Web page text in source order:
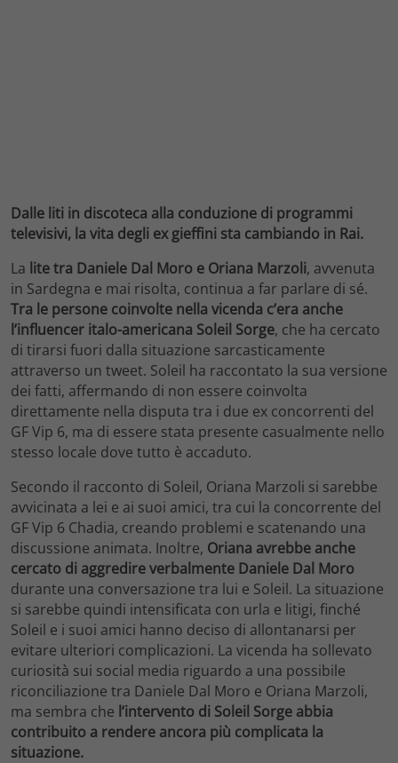
Dalle liti in discoteca alla conduzione di programmi
televisivi, la vita degli ex gieffini sta cambiando in Rai.
La lite tra Daniele Dal Moro e Oriana Marzoli, avvenuta
in Sardegna e mai risolta, continua a far parlare di sé.
Tra le persone coinvolte nella vicenda c’era anche
l’influencer italo-americana Soleil Sorge, che ha cercato
di tirarsi fuori dalla situazione sarcasticamente
attraverso un tweet. Soleil ha raccontato la sua versione
dei fatti, affermando di non essere coinvolta
direttamente nella disputa tra i due ex concorrenti del
GF Vip 6, ma di essere stata presente casualmente nello
stesso locale dove tutto è accaduto.
Secondo il racconto di Soleil, Oriana Marzoli si sarebbe
avvicinata a lei e ai suoi amici, tra cui la concorrente del
GF Vip 6 Chadia, creando problemi e scatenando una
discussione animata. Inoltre, Oriana avrebbe anche
cercato di aggredire verbalmente Daniele Dal Moro
durante una conversazione tra lui e Soleil. La situazione
si sarebbe quindi intensificata con urla e litigi, finché
Soleil e i suoi amici hanno deciso di allontanarsi per
evitare ulteriori complicazioni. La vicenda ha sollevato
curiosità sui social media riguardo a una possibile
riconciliazione tra Daniele Dal Moro e Oriana Marzoli,
ma sembra che l’intervento di Soleil Sorge abbia
contribuito a rendere ancora più complicata la
situazione.